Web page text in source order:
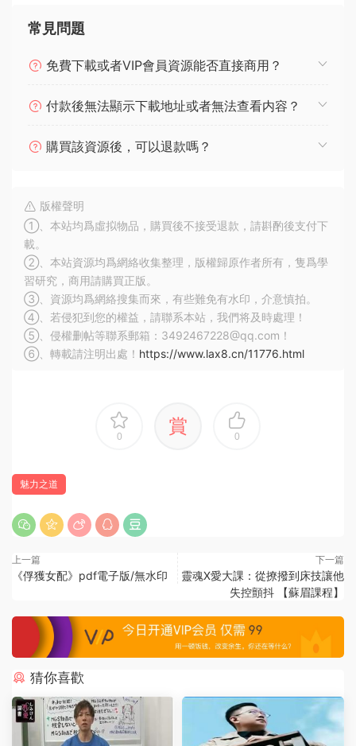
常見問題
免費下載或者VIP會員資源能否直接商用？
付款後無法顯示下載地址或者無法查看内容？
購買該資源後，可以退款嗎？
版權聲明
①、本站均爲虛拟物品，購買後不接受退款，請斟酌後支付下
載。
②、本站資源均爲網絡收集整理，版權歸原作者所有，隻爲學
習研究，商用請購買正版。
③、資源均爲網絡搜集而來，有些難免有水印，介意慎拍。
④、若侵犯到您的權益，請聯系本站，我們将及時處理！
⑤、侵權删帖等聯系郵箱：3492467228@qq.com！
⑥、轉載請注明出處！ https://www.lax8.cn/11776.html
0 賞 0
魅力之道
上一篇
《俘獲女配》pdf電子版/無水印
下一篇
靈魂X愛大課：從撩撥到床技讓他
失控顫抖 【蘇眉課程】
猜你喜歡